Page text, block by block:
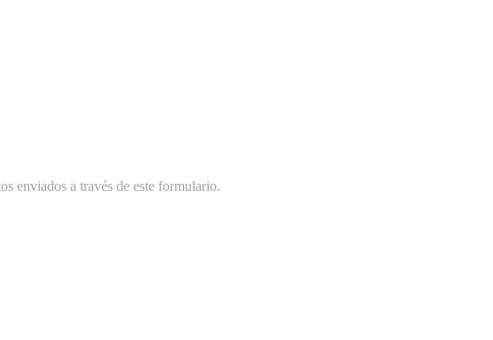
enviados a través de este formulario.